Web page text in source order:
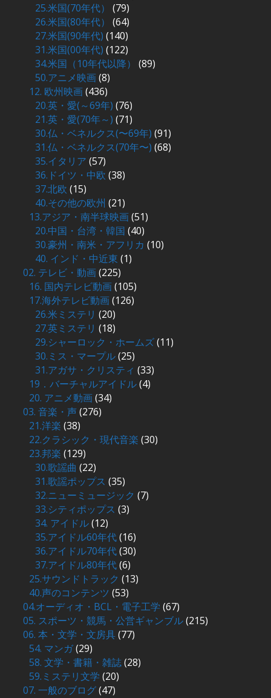
25.米国(70年代）
(79)
26.米国(80年代）
(64)
27.米国(90年代) (140)
31.米国(00年代) (122)
34.米国（10年代以降）
(89)
50.アニメ映画(8)
12. 欧州映画(436)
20.英・愛(～69年) (76)
21.英・愛(70年～) (71)
30.仏・ベネルクス(〜69年) (91)
31.仏・ベネルクス(70年〜) (68)
35.イタリア (57)
36.ドイツ・中欧 (38)
37.北欧 (15)
40.その他の欧州 (21)
13.アジア・南半球映画(51)
20.中国・台湾・韓国 (40)
30.豪州・南米・アフリカ (10)
40. インド・中近東 (1)
02. テレビ・動画(225)
16. 国内テレビ動画(105)
17.海外テレビ動画(126)
26.米ミステリ (20)
27.英ミステリ (18)
29.シャーロック・ホームズ(11)
30.ミス・マープル(25)
31.アガサ・クリスティ (33)
19．バーチャルアイドル(4)
20. アニメ動画(34)
03. 音楽・声(276)
21.洋楽 (38)
22.クラシック・現代音楽 (30)
23.邦楽 (129)
30.歌謡曲 (22)
31.歌謡ポップス (35)
32.ニューミュージック (7)
33.シティポップス (3)
34. アイドル(12)
35.アイドル60年代(16)
36.アイドル70年代(30)
37.アイドル80年代(6)
25.サウンドトラック (13)
40.声のコンテンツ (53)
04.オーディオ・BCL・電子工学 (67)
05. スポーツ・競馬・公営ギャンブル(215)
06. 本・文学・文房具(77)
54. マンガ(29)
58. 文学・書籍・雑誌(28)
59.ミステリ文学 (20)
07. 一般のブログ(47)